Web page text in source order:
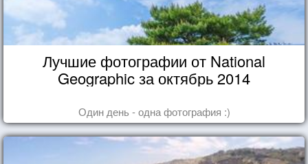
Лучшие фотографии от National
Geographic за октябрь 2014
Один день - одна фотография :)